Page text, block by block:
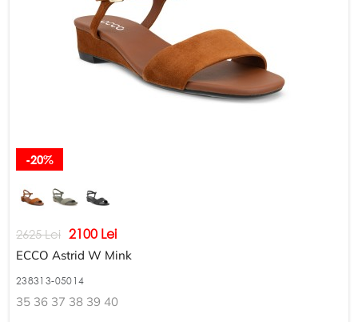
-20%
2625 Lei 2100 Lei
ECCO Astrid W Mink
238313-05014
35 36 37 38 39 40